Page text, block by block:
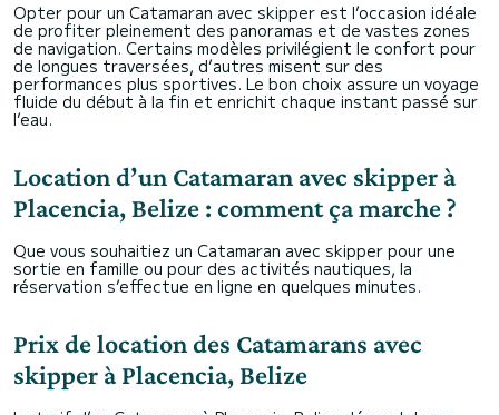
Opter pour un Catamaran avec skipper est l’occasion idéale
de profiter pleinement des panoramas et de vastes zones
de navigation. Certains modèles privilégient le confort pour
de longues traversées, d’autres misent sur des
performances plus sportives. Le bon choix assure un voyage
fluide du début à la fin et enrichit chaque instant passé sur
l’eau.
Location d’un Catamaran avec skipper à
Placencia, Belize : comment ça marche ?
Que vous souhaitiez un Catamaran avec skipper pour une
sortie en famille ou pour des activités nautiques, la
réservation s’effectue en ligne en quelques minutes.
Prix de location des Catamarans avec
skipper à Placencia, Belize